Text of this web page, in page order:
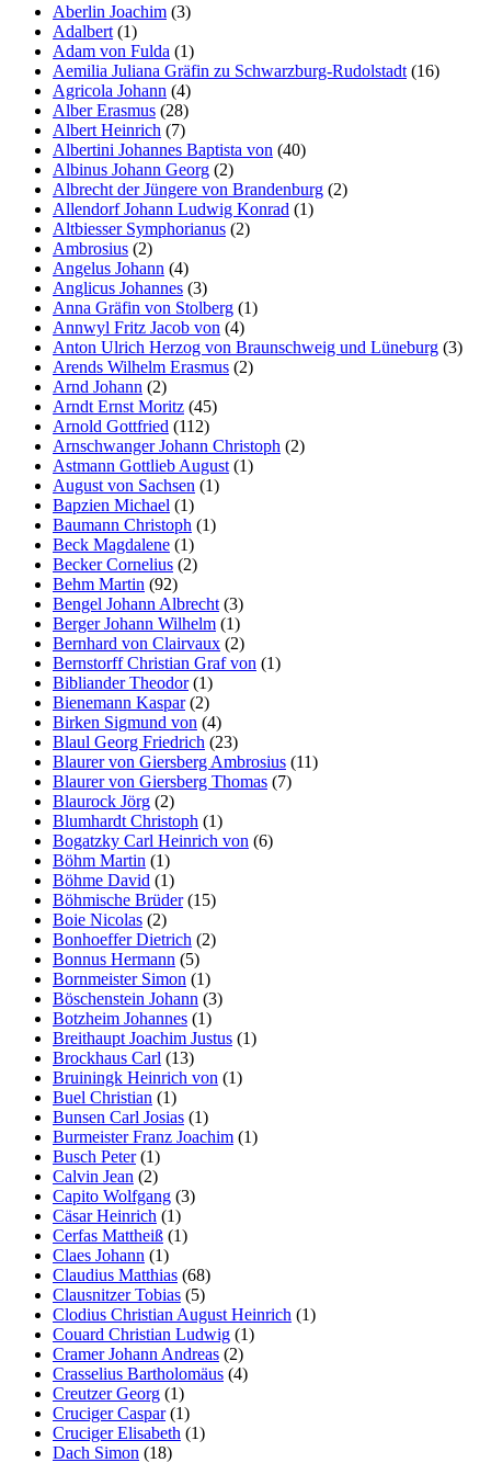
Aberlin Joachim (3)
Adalbert (1)
Adam von Fulda (1)
Aemilia Juliana Gräfin zu Schwarzburg-Rudolstadt (16)
Agricola Johann (4)
Alber Erasmus (28)
Albert Heinrich (7)
Albertini Johannes Baptista von (40)
Albinus Johann Georg (2)
Albrecht der Jüngere von Brandenburg (2)
Allendorf Johann Ludwig Konrad (1)
Altbiesser Symphorianus (2)
Ambrosius (2)
Angelus Johann (4)
Anglicus Johannes (3)
Anna Gräfin von Stolberg (1)
Annwyl Fritz Jacob von (4)
Anton Ulrich Herzog von Braunschweig und Lüneburg (3)
Arends Wilhelm Erasmus (2)
Arnd Johann (2)
Arndt Ernst Moritz (45)
Arnold Gottfried (112)
Arnschwanger Johann Christoph (2)
Astmann Gottlieb August (1)
August von Sachsen (1)
Bapzien Michael (1)
Baumann Christoph (1)
Beck Magdalene (1)
Becker Cornelius (2)
Behm Martin (92)
Bengel Johann Albrecht (3)
Berger Johann Wilhelm (1)
Bernhard von Clairvaux (2)
Bernstorff Christian Graf von (1)
Bibliander Theodor(1)
Bienemann Kaspar(2)
Birken Sigmund von (4)
Blaul Georg Friedrich (23)
Blaurer von Giersberg Ambrosius (11)
Blaurer von Giersberg Thomas (7)
Blaurock Jörg (2)
Blumhardt Christoph (1)
Bogatzky Carl Heinrich von (6)
Böhm Martin (1)
Böhme David (1)
Böhmische Brüder(15)
Boie Nicolas (2)
Bonhoeffer Dietrich (2)
Bonnus Hermann (5)
Bornmeister Simon (1)
Böschenstein Johann (3)
Botzheim Johannes (1)
Breithaupt Joachim Justus (1)
Brockhaus Carl (13)
Bruiningk Heinrich von (1)
Buel Christian (1)
Bunsen Carl Josias (1)
Burmeister Franz Joachim (1)
Busch Peter(1)
Calvin Jean (2)
Capito Wolfgang (3)
Cäsar Heinrich (1)
Cerfas Mattheiß (1)
Claes Johann (1)
Claudius Matthias (68)
Clausnitzer Tobias (5)
Clodius Christian August Heinrich (1)
Couard Christian Ludwig (1)
Cramer Johann Andreas (2)
Crasselius Bartholomäus (4)
Creutzer Georg (1)
Cruciger Caspar(1)
Cruciger Elisabeth (1)
Dach Simon (18)
Marketing
Indem Sie uns Ihre
Interessen und Ihr
Verhalten beim
Besuch unserer
Website mitteilen,
erhöhen Sie die
Wahrscheinlichkeit,
personalisierte
Inhalte und
Angebote zu sehen.